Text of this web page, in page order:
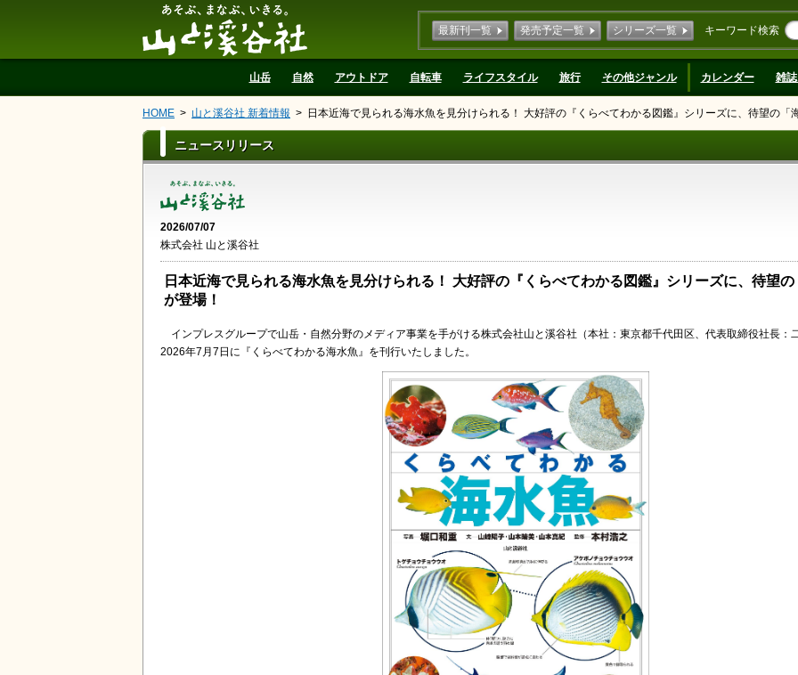
キーワード検索
最新刊一覧 発売予定一覧 シリーズ一覧
山岳 自然 アウトドア 自転車 ライフスタイル 旅行 その他ジャンル カレンダー 雑
HOME 山と溪谷社 新着情報 日本近海で見られる海水魚を見分けられる！ 大好評の『くらべてわかる図鑑』シリーズに、待望の「
ニュースリリース
2026/07/07
株式会社 山と溪谷社
日本近海で見られる海水魚を見分けられる！ 大好評の『くらべてわかる図鑑』シリーズに、待望の
が登場！
インプレスグループで山岳・自然分野のメディア事業を手がける株式会社山と溪谷社（本社：東京都千代田区、代表取締役社長：
2026年7月7日に『くらべてわかる海水魚』を刊行いたしました。